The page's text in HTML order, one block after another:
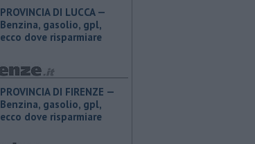
PROVINCIA DI LUCCA — ​
Benzina, gasolio, gpl,
ecco dove risparmiare
PROVINCIA DI FIRENZE — ​
Benzina, gasolio, gpl,
ecco dove risparmiare